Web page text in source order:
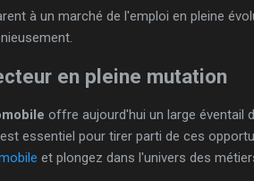
à un marché de l'emploi en pleine
en pleine mutation
offre aujourd'hui un large éventail
est essentiel pour tirer parti de ces
et plongez dans l'univers des